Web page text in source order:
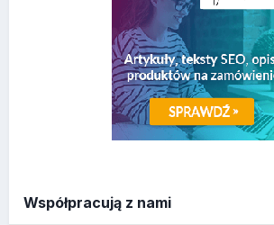
Współpracują z nami